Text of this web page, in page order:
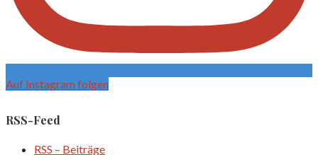
Auf Instagram folgen
RSS-Feed
RSS – Beiträge